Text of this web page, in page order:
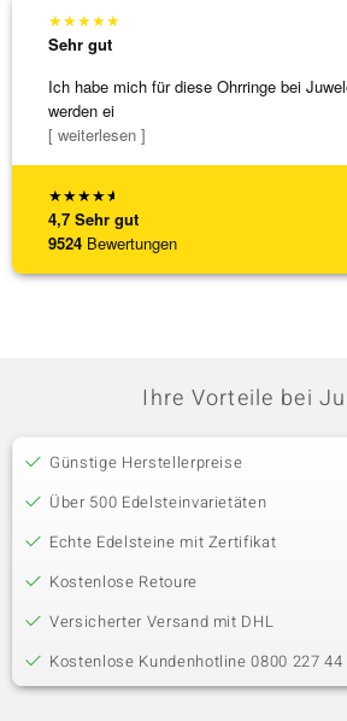
★★★★★
4,7 Sehr gut
9524 Bewertungen
★★★★★
Sehr gut
Ich habe mich für diese Ohrringe bei
werden ei
[ weiterlesen ]
Ihre Vorteile bei
Günstige Herstellerpreise
Über 500 Edelsteinvarietäten
Echte Edelsteine mit Zertifikat
Kostenlose Retoure
Versicherter Versand mit DHL
Kostenlose Kundenhotline 0800 227 44